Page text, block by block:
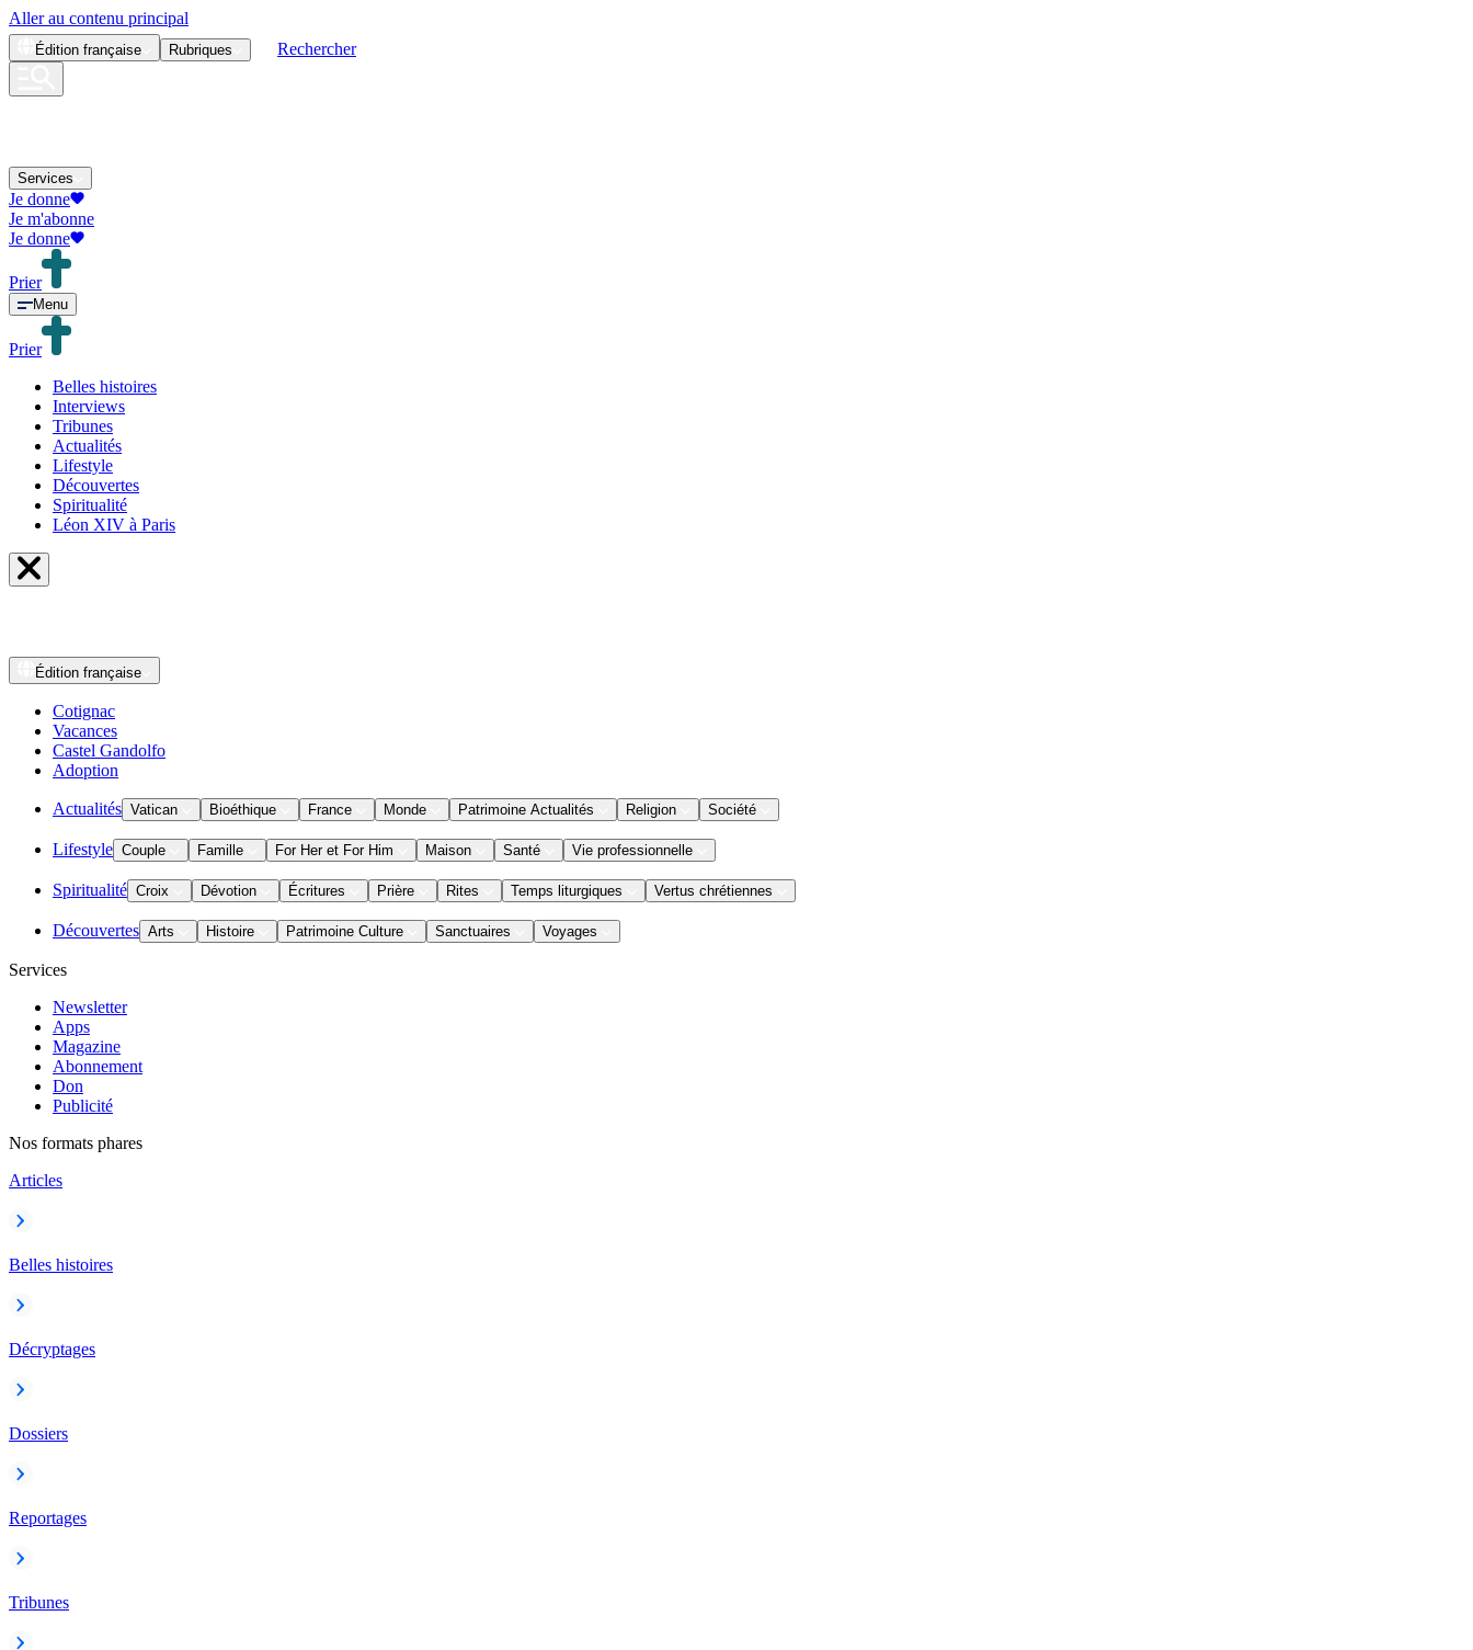
Aller au contenu principal
Édition française Rubriques Rechercher
Services
Je donne
Je m'abonne
Je donne
Prier
Menu
Prier
Belles histoires
Interviews
Tribunes
Actualités
Lifestyle
Découvertes
Spiritualité
Léon XIV à Paris
Édition française
Cotignac
Vacances
Castel Gandolfo
Adoption
Actualités Vatican Bioéthique France Monde Patrimoine Actualités Religion Société
Lifestyle Couple Famille For Her et For Him Maison Santé Vie professionnelle
Spiritualité Croix Dévotion Écritures Prière Rites Temps liturgiques Vertus chrétiennes
Découvertes Arts Histoire Patrimoine Culture Sanctuaires Voyages
Services
Newsletter
Apps
Magazine
Abonnement
Don
Publicité
Nos formats phares
Articles
Belles histoires
Décryptages
Dossiers
Reportages
Tribunes